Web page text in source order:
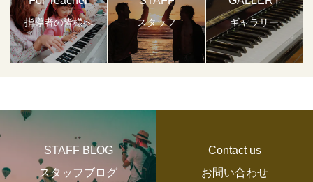
指導者の皆様へ スタッフ ギャラリー
STAFF BLOG
スタッフブログ
Contact us
お問い合わせ